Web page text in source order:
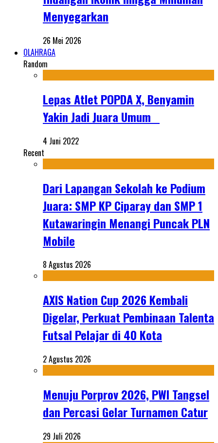
Menyegarkan
26 Mei 2026
OLAHRAGA
Random
Lepas Atlet POPDA X, Benyamin
Yakin Jadi Juara Umum
4 Juni 2022
Recent
Dari Lapangan Sekolah ke Podium
Juara: SMP KP Ciparay dan SMP 1
Kutawaringin Menangi Puncak PLN
Mobile
8 Agustus 2026
AXIS Nation Cup 2026 Kembali
Digelar, Perkuat Pembinaan Talenta
Futsal Pelajar di 40 Kota
2 Agustus 2026
Menuju Porprov 2026, PWI Tangsel
dan Percasi Gelar Turnamen Catur
29 Juli 2026